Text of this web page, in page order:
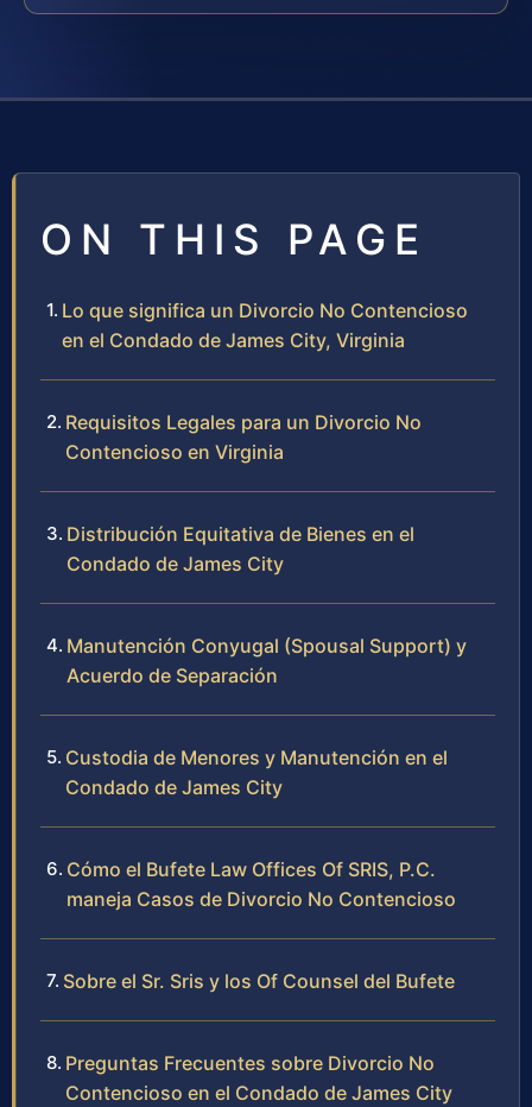
ON THIS PAGE
Lo que significa un Divorcio No Contencioso
en el Condado de James City, Virginia
Requisitos Legales para un Divorcio No
Contencioso en Virginia
Distribución Equitativa de Bienes en el
Condado de James City
Manutención Conyugal (Spousal Support) y
Acuerdo de Separación
Custodia de Menores y Manutención en el
Condado de James City
Cómo el Bufete Law Offices Of SRIS, P.C.
maneja Casos de Divorcio No Contencioso
Sobre el Sr. Sris y los Of Counsel del Bufete
Preguntas Frecuentes sobre Divorcio No
Contencioso en el Condado de James City